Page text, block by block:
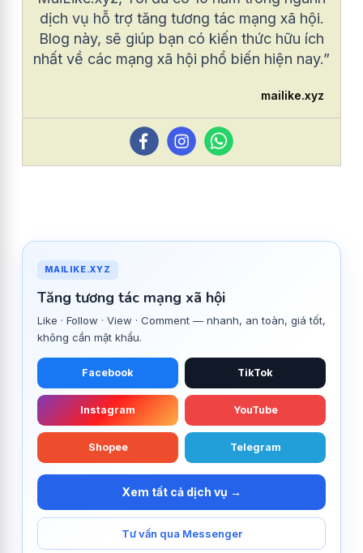
dịch vụ hỗ trợ tăng tương tác mạng xã hội.
Blog này, sẽ giúp bạn có kiến thức hữu ích
nhất về các mạng xã hội phổ biến hiện nay.”
mailike.xyz
MAILIKE.XYZ
Tăng tương tác mạng xã hội
Like · Follow · View · Comment — nhanh, an toàn, giá tốt,
không cần mật khẩu.
Facebook TikTok
Instagram YouTube
Shopee Telegram
Xem tất cả dịch vụ →
Tư vấn qua Messenger